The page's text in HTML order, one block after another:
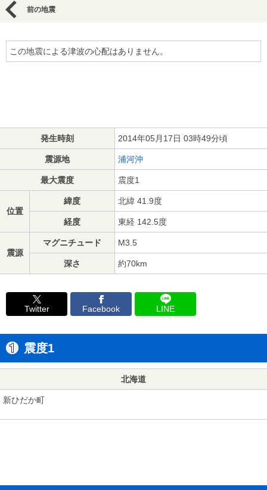
前の地震
この地震による津波の心配はありません。
発生時刻 2014年05月17日 03時49分頃
震源地 浦河沖
最大震度 震度1
位置
緯度 北緯 41.9度
経度 東経 142.5度
震源
マグニチュード M3.5
深さ 約70km
Twitter Facebook LINE
震度1
北海道
新ひだか町